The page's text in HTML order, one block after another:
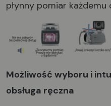
płynny pomiar
Możliwość wyboru i
obsługa ręczna